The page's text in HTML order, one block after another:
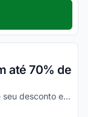
até 70% de
Economia não é só com Cupom MIS. Ative seu desconto e confira as top ofertas Mundo Infantil Store.